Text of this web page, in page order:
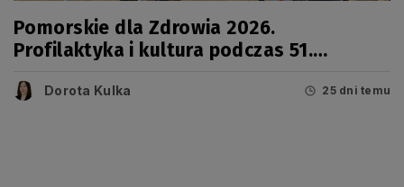
Pomorskie dla Zdrowia 2026.
Profilaktyka i kultura podczas 51.
Dorota Kulka 25 dni temu